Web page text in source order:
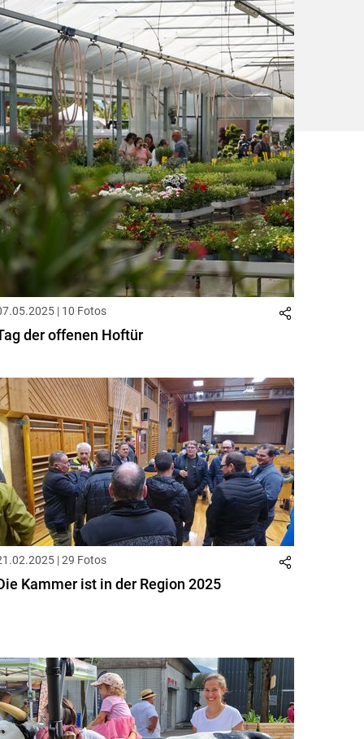
Set vorigen
Set
nächsten
Set
Set
| 10 Fotos
der offenen Hoftür
| 29 Fotos
Kammer ist in der Region 2025